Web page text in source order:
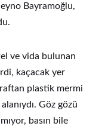
Bayramoğlu,
ve vida bulunan
kaçacak yer
plastik mermi
Göz gözü
basın bile